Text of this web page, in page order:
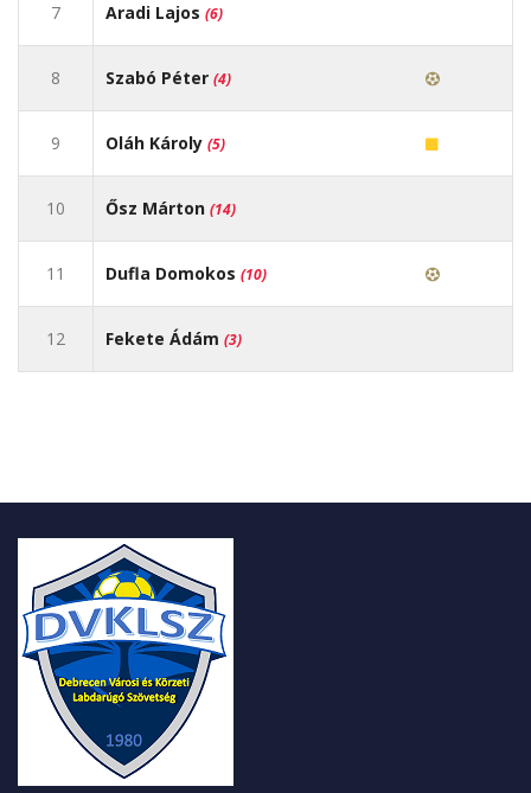
7 Aradi Lajos (6)
8 Szabó Péter (4)
9 Oláh Károly (5)
10 Ősz Márton (14)
11 Dufla Domokos (10)
12 Fekete Ádám (3)